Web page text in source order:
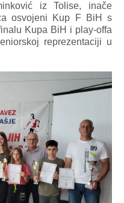
iz Tolise, inače
osvojeni Kup F BiH s
Kupa BiH i play-offa
reprezentaciji u